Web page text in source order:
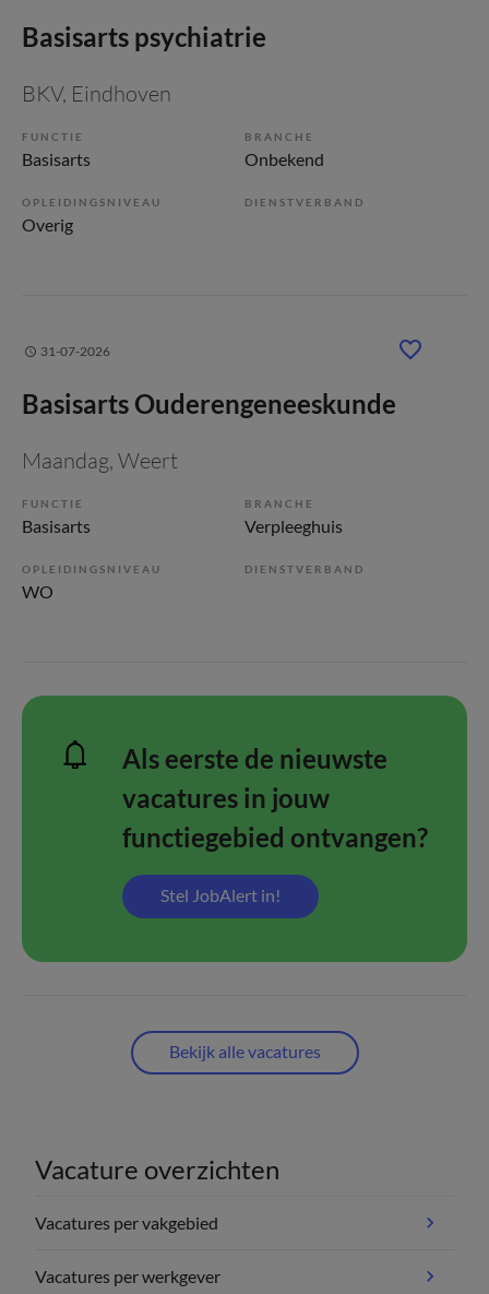
Basisarts psychiatrie
BKV, Eindhoven
FUNCTIE
Basisarts
BRANCHE
Onbekend
OPLEIDINGSNIVEAU
Overig
DIENSTVERBAND
31-07-2026
Basisarts Ouderengeneeskunde
Maandag, Weert
FUNCTIE
Basisarts
BRANCHE
Verpleeghuis
OPLEIDINGSNIVEAU
WO
DIENSTVERBAND
Als eerste de nieuwste
vacatures in jouw
functiegebied ontvangen?
Stel JobAlert in!
Bekijk alle vacatures
Vacature overzichten
Vacatures per vakgebied
Vacatures per werkgever